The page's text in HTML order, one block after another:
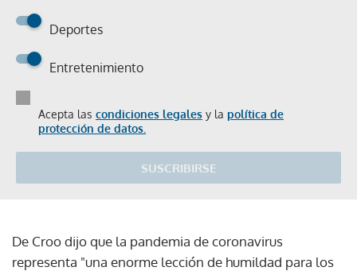
Deportes
Entretenimiento
Acepta las condiciones legales y la política de
protección de datos.
SUSCRIBIRSE
De Croo dijo que la pandemia de coronavirus
representa "una enorme lección de humildad para los